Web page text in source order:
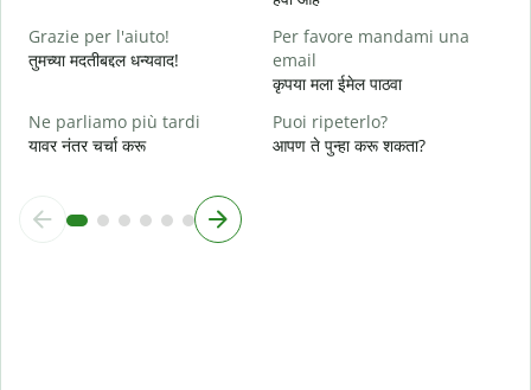
Grazie per l'aiuto!
तुमच्या मदतीबद्दल धन्यवाद!
Per favore mandami una
email
कृपया मला ईमेल पाठवा
Ne parliamo più tardi
यावर नंतर चर्चा करू
Puoi ripeterlo?
आपण ते पुन्हा करू शकता?